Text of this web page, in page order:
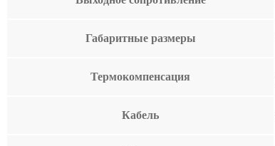
Габаритные размеры
Термокомпенсация
Кабель